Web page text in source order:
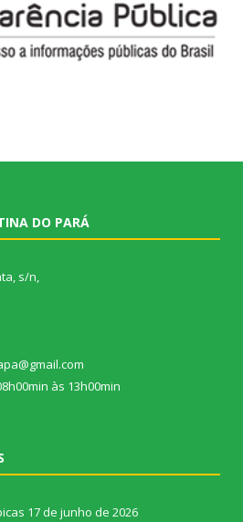
DO PARÁ
s/n,
às 13h00min
17 de junho de 2026